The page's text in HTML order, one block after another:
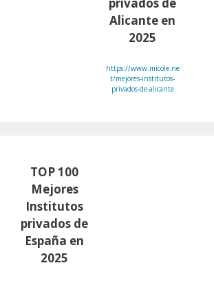
Alicante en
2025
https://www.micole.ne
t/mejores-institutos-
privados-de-alicante
TOP 100
Mejores
Institutos
privados de
España en
2025